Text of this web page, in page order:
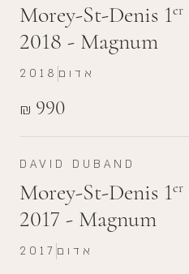
Morey-St-Denis 1er
2018 - Magnum
₪ 990
2018 אדום
DAVID DUBAND
Morey-St-Denis 1er
2017 - Magnum
2017 אדום